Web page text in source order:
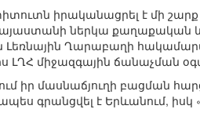
իրականացրել է մի
Հայաստանի ներկա քաղաքական
Ղարաբաղի
ԼՂՀ միջազգային ճանաչման
իր մասնաճյուղի բացման
գրանցվել է Երևանում, իսկ